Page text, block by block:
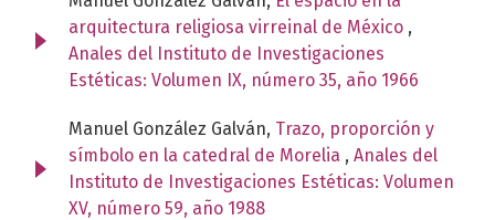
arquitectura religiosa virreinal de México ,
Anales del Instituto de Investigaciones
Estéticas: Volumen IX, número 35, año 1966
Manuel González Galván, Trazo, proporción y
símbolo en la catedral de Morelia , Anales del
Instituto de Investigaciones Estéticas: Volumen
XV, número 59, año 1988